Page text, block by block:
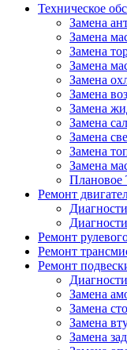
Техническое
Замена
Замена
Замена
Замена
Замена
Замена
Замена
Замена
Замена
Замена
Замена
Плановое
Ремонт
Ремонт
Ремонт
Ремонт
Замена
Замена
Замена
Замена